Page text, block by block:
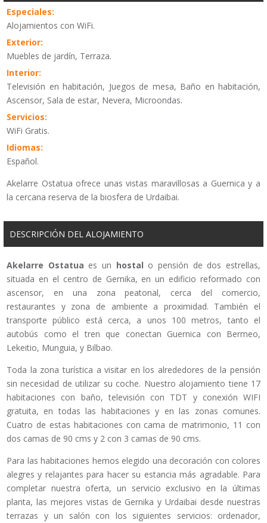
Especiales:
Alojamientos con WiFi.
Exterior:
Muebles de jardín, Terraza.
Interior:
Televisión en habitación, Juegos de mesa, Baño en habitación,
Ascensor, Sala de estar, Nevera, Microondas.
Servicios:
WiFi Gratis.
Idiomas:
Español.
Akelarre Ostatua ofrece unas vistas maravillosas a Guernica y a
la cercana reserva de la biosfera de Urdaibai.
DESCRIPCIÓN DEL ALOJAMIENTO
Akelarre Ostatua es un hostal o pensión de dos estrellas,
situada en el centro de Gernika, en un edificio reformado con
ascensor, en una zona peatonal, cerca del comercio,
restaurantes y zona de ambiente a proximidad. También el
transporte público está cerca, a unos 100 metros, tanto el
autobús como el tren que conectan Guernica con Bermeo,
Lekeitio, Munguia, y Bilbao.
Toda la zona turística a visitar en los alrededores de la pensión
sin necesidad de utilizar su coche. Nuestro alojamiento tiene 17
habitaciones con baño, televisión con TDT y conexión WIFI
gratuita, en todas las habitaciones y en las zonas comunes.
Cuatro de estas habitaciones con cama de matrimonio, 11 con
dos camas de 90 cms y 2 con 3 camas de 90 cms.
Para las habitaciones hemos elegido una decoración con colores
alegres y relajantes para hacer su estancia más agradable. Para
completar nuestra oferta, un servicio exclusivo en la últimas
planta, las mejores vistas de Gernika y Urdaibai desde nuestras
terrazas y un salón con los siguientes servicios: ordenador,